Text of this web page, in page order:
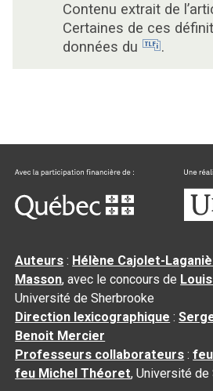
Contenu extrait de
Certaines de ces
données du
.
Auteurs : Hélène Cajolet-
Masson, avec le concours de
Université de Sherbrooke
Direction lexicographique :
Benoit Mercier
Professeurs collaborateurs :
feu Michel Théoret, Université de